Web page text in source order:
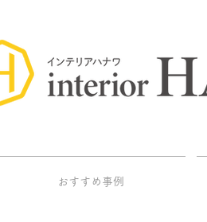
おすすめ事例